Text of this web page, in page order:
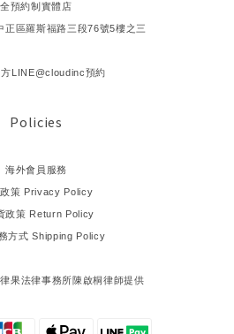
全預約制實體店
正區羅斯福路三段76號5樓之三
LINE@cloudinc預約
Policies
海外會員服務
策 Privacy Policy
政策 Return Policy
方式 Shipping Policy
果法律事務所陳啟桐律師提供